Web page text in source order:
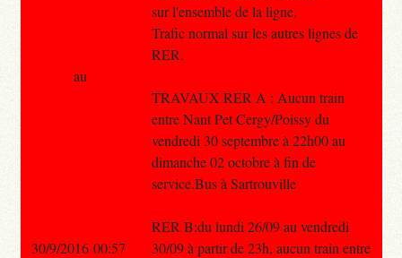
sur l'ensemble de la ligne.
Trafic normal sur les autres lignes de
RER.
TRAVAUX RER A : Aucun train
entre Nant Pet Cergy/Poissy du
vendredi 30 septembre à 22h00 au
dimanche 02 octobre à fin de
service.Bus à Sartrouville
RER B:du lundi 26/09 au vendredi
30/09 à partir de 23h, aucun train entre
au
30/9/2016 00:57